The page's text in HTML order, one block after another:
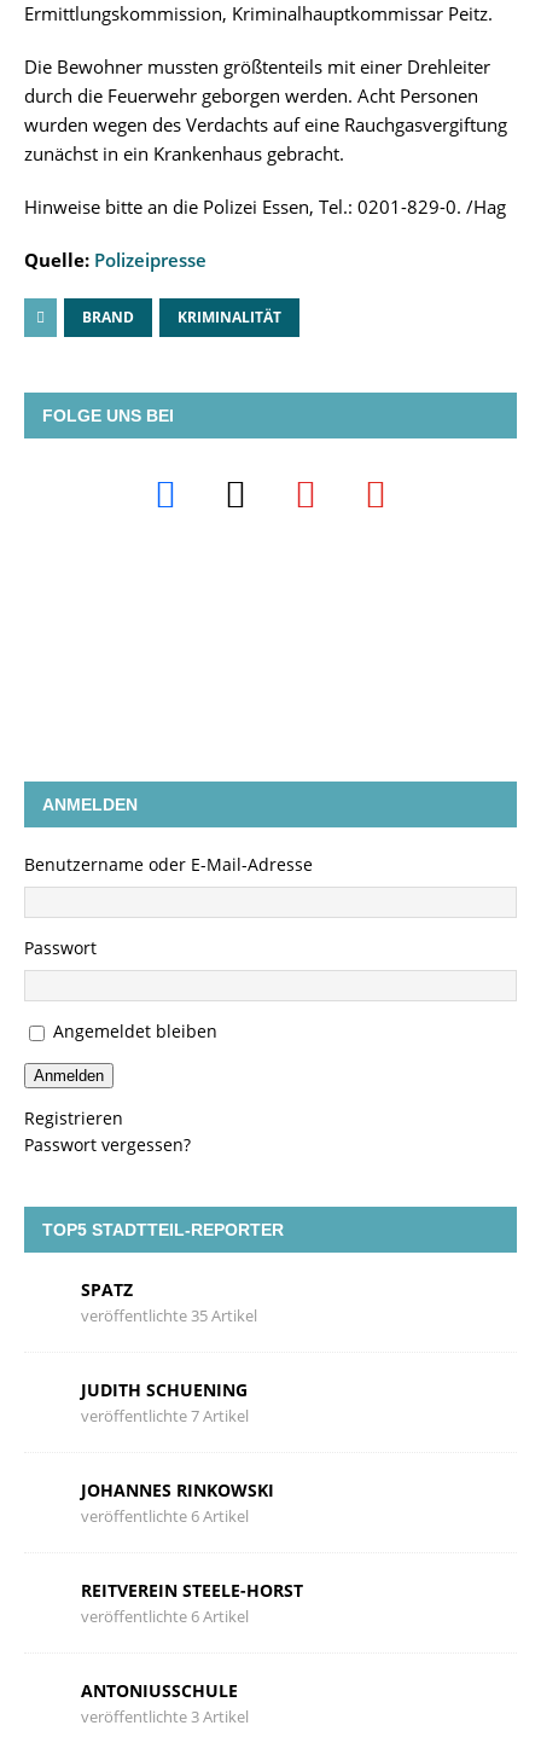
Ermittlungskommission, Kriminalhauptkommissar Peitz.
Die Bewohner mussten größtenteils mit einer Drehleiter
durch die Feuerwehr geborgen werden. Acht Personen
wurden wegen des Verdachts auf eine Rauchgasvergiftung
zunächst in ein Krankenhaus gebracht.
Hinweise bitte an die Polizei Essen, Tel.: 0201-829-0. /Hag
Quelle: Polizeipresse
BRAND KRIMINALITÄT
FOLGE UNS BEI
ANMELDEN
Benutzername oder E-Mail-Adresse
Passwort
Angemeldet bleiben
Anmelden
Registrieren
Passwort vergessen?
TOP5 STADTTEIL-REPORTER
SPATZ
veröffentlichte 35 Artikel
JUDITH SCHUENING
veröffentlichte 7 Artikel
JOHANNES RINKOWSKI
veröffentlichte 6 Artikel
REITVEREIN STEELE-HORST
veröffentlichte 6 Artikel
ANTONIUSSCHULE
veröffentlichte 3 Artikel